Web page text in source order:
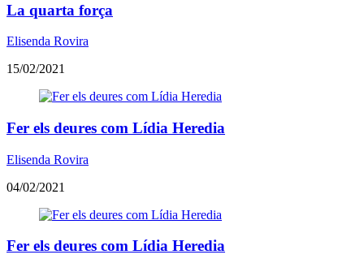
La quarta força
Elisenda Rovira
15/02/2021
Fer els deures com Lídia Heredia
Elisenda Rovira
04/02/2021
Fer els deures com Lídia Heredia